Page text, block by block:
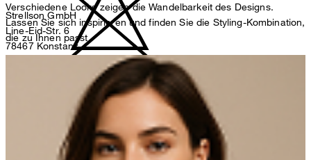
Strellson GmbH
Line-Eid-Str. 6
78467 Konstanz
contact@strellson.com
Sonnenwiesenstrasse 21
Verschiedene Looks zeigen die Wandelbarkeit des Designs.
Lassen Sie sich inspirieren und finden Sie die Styling-Kombination,
die zu Ihnen passt.